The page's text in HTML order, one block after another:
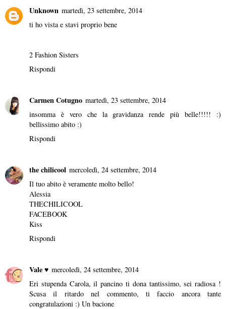
Unknown martedì, 23 settembre, 2014
ti ho vista e stavi proprio bene
2 Fashion Sisters
Rispondi
Carmen Cotugno martedì, 23 settembre, 2014
insomma è vero che la gravidanza rende più belle!!!!! :)
bellissimo abito :)
Rispondi
the chilicool mercoledì, 24 settembre, 2014
Il tuo abito è veramente molto bello!
Alessia
THECHILICOOL
FACEBOOK
Kiss
Rispondi
Vale ♥ mercoledì, 24 settembre, 2014
Eri stupenda Carola, il pancino ti dona tantissimo, sei radiosa !
Scusa il ritardo nel commento, ti faccio ancora tante
congratulazioni :) Un bacione